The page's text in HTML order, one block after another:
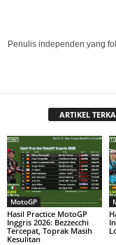
Penulis independen yang
ARTIKEL
MotoGP
Hasil Practice MotoGP
Inggris 2026: Bezzecchi
Tercepat, Toprak Masih
Kesulitan